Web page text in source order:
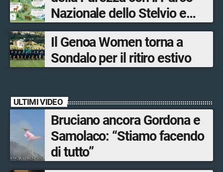
Nazionale dello Stelvio e
Bormio Tourism
Il Genoa Women torna a
Sondalo per il ritiro estivo
ULTIMI VIDEO
Bruciano ancora Gordona e
Samolaco: “Stiamo facendo
di tutto”